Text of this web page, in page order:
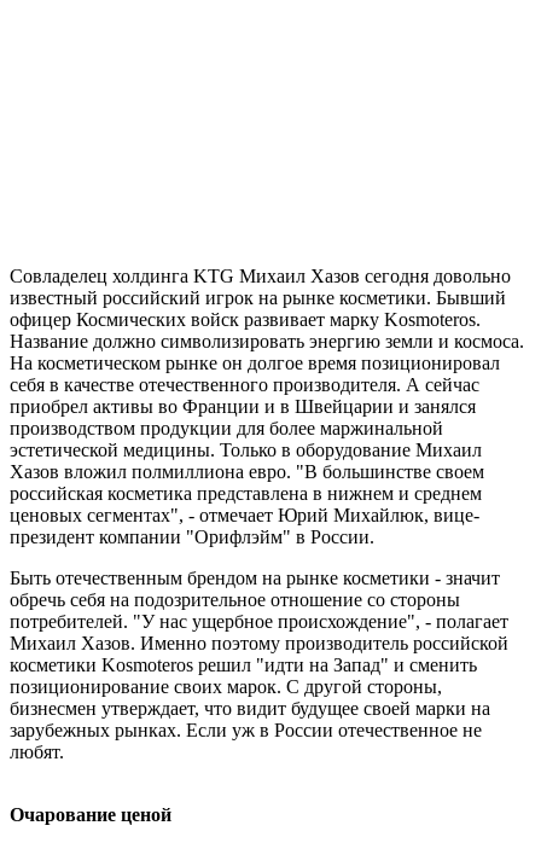
Совладелец холдинга KTG Михаил Хазов сегодня довольно
известный российский игрок на рынке косметики. Бывший
офицер Космических войск развивает марку Kosmoteros.
Название должно символизировать энергию земли и космоса.
На косметическом рынке он долгое время позиционировал
себя в качестве отечественного производителя. А сейчас
приобрел активы во Франции и в Швейцарии и занялся
производством продукции для более маржинальной
эстетической медицины. Только в оборудование Михаил
Хазов вложил полмиллиона евро. "В большинстве своем
российская косметика представлена в нижнем и среднем
ценовых сегментах", - отмечает Юрий Михайлюк, вице-
президент компании "Орифлэйм" в России.
Быть отечественным брендом на рынке косметики - значит
обречь себя на подозрительное отношение со стороны
потребителей. "У нас ущербное происхождение", - полагает
Михаил Хазов. Именно поэтому производитель российской
косметики Kosmoteros решил "идти на Запад" и сменить
позиционирование своих марок. С другой стороны,
бизнесмен утверждает, что видит будущее своей марки на
зарубежных рынках. Если уж в России отечественное не
любят.
Очарование ценой